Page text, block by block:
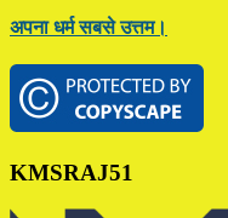
अपना धर्म सबसे उत्तम।
Footer
KMSRAJ51